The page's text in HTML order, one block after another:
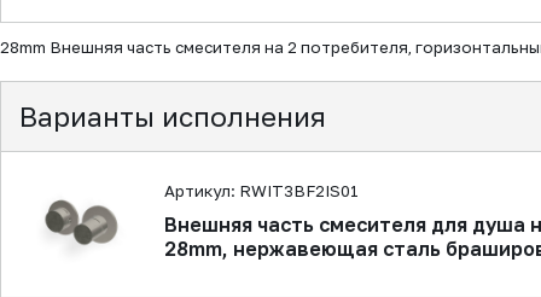
28mm Внешняя часть смесителя на 2 потребителя,
Варианты исполнения
Артикул: RWIT3BF2IS01
Внешняя часть смесителя для душа
28mm, нержавеющая сталь